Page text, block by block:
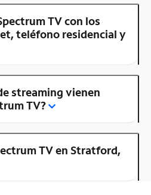
TV con los
teléfono residencial y
streaming vienen
TV?
TV en Stratford,